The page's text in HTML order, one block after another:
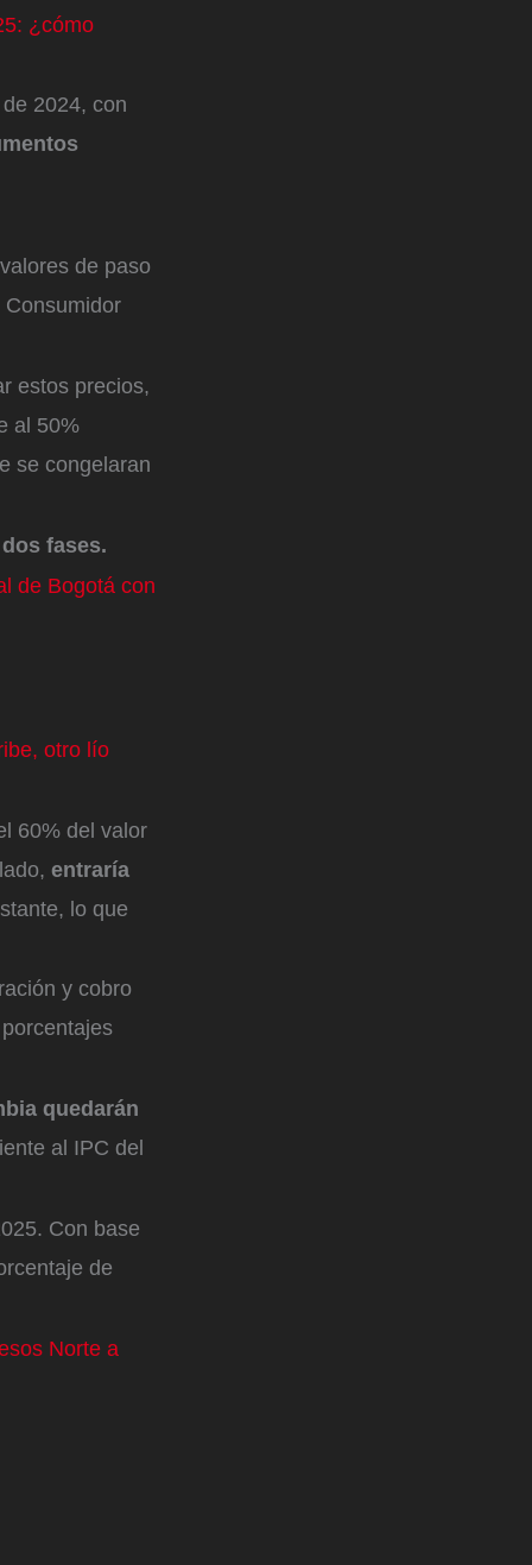
¿cómo
2024, con
de paso
estos precios,
al 50%
se congelaran
fases.
de Bogotá con
otro lío
60% del valor
entraría
lo que
y cobro
quedarán
al IPC del
Con base
de
Norte a